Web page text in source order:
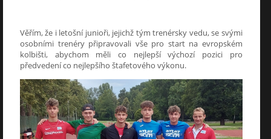
Věřím, že i letošní junioři, jejichž tým trenérsky vedu, se svými
osobními trenéry připravovali vše pro start na evropském
kolbišti, abychom měli co nejlepší výchozí pozici pro
předvedení co nejlepšího štafetového výkonu.